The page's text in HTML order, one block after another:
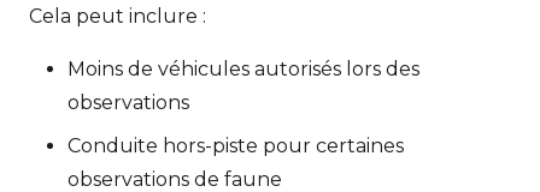
Cela peut inclure :
Moins de véhicules autorisés lors des
observations
Conduite hors-piste pour certaines
observations de faune